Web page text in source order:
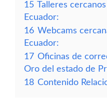
15 Talleres
Ecuador:
16 Webcams
Ecuador:
17 Oficinas de
Oro del estado de
18 Contenido